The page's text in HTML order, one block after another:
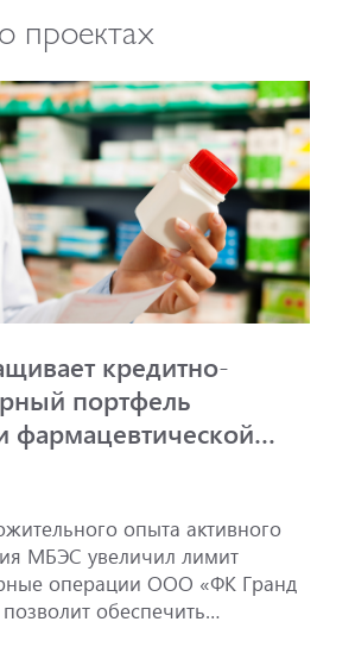
проектах
кредитно-
портфель
фармацевтической
опыта активного
МБЭС увеличил лимит
операции ООО «ФК Гранд
обеспечить